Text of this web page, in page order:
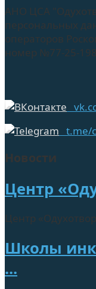
АНО ЦСА
персональных
операторов
номер №77-25-
t.me/
Новости
Центр
Центр
Школы
...